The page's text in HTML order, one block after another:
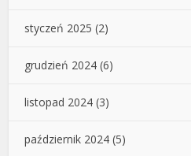
styczeń 2025 (2)
grudzień 2024 (6)
listopad 2024 (3)
październik 2024 (5)